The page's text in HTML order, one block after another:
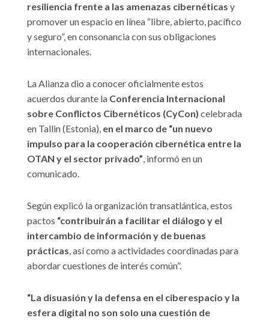
resiliencia frente a las amenazas cibernéticas y
promover un espacio en línea “libre, abierto, pacífico
y seguro”, en consonancia con sus obligaciones
internacionales.
La Alianza dio a conocer oficialmente estos
acuerdos durante la Conferencia Internacional
sobre Conflictos Cibernéticos (CyCon) celebrada
en Tallin (Estonia), en el marco de “un nuevo
impulso para la cooperación cibernética entre la
OTAN y el sector privado”, informó en un
comunicado.
Según explicó la organización transatlántica, estos
pactos “contribuirán a facilitar el diálogo y el
intercambio de información y de buenas
prácticas, así como a actividades coordinadas para
abordar cuestiones de interés común”.
“La disuasión y la defensa en el ciberespacio y la
esfera digital no son solo una cuestión de